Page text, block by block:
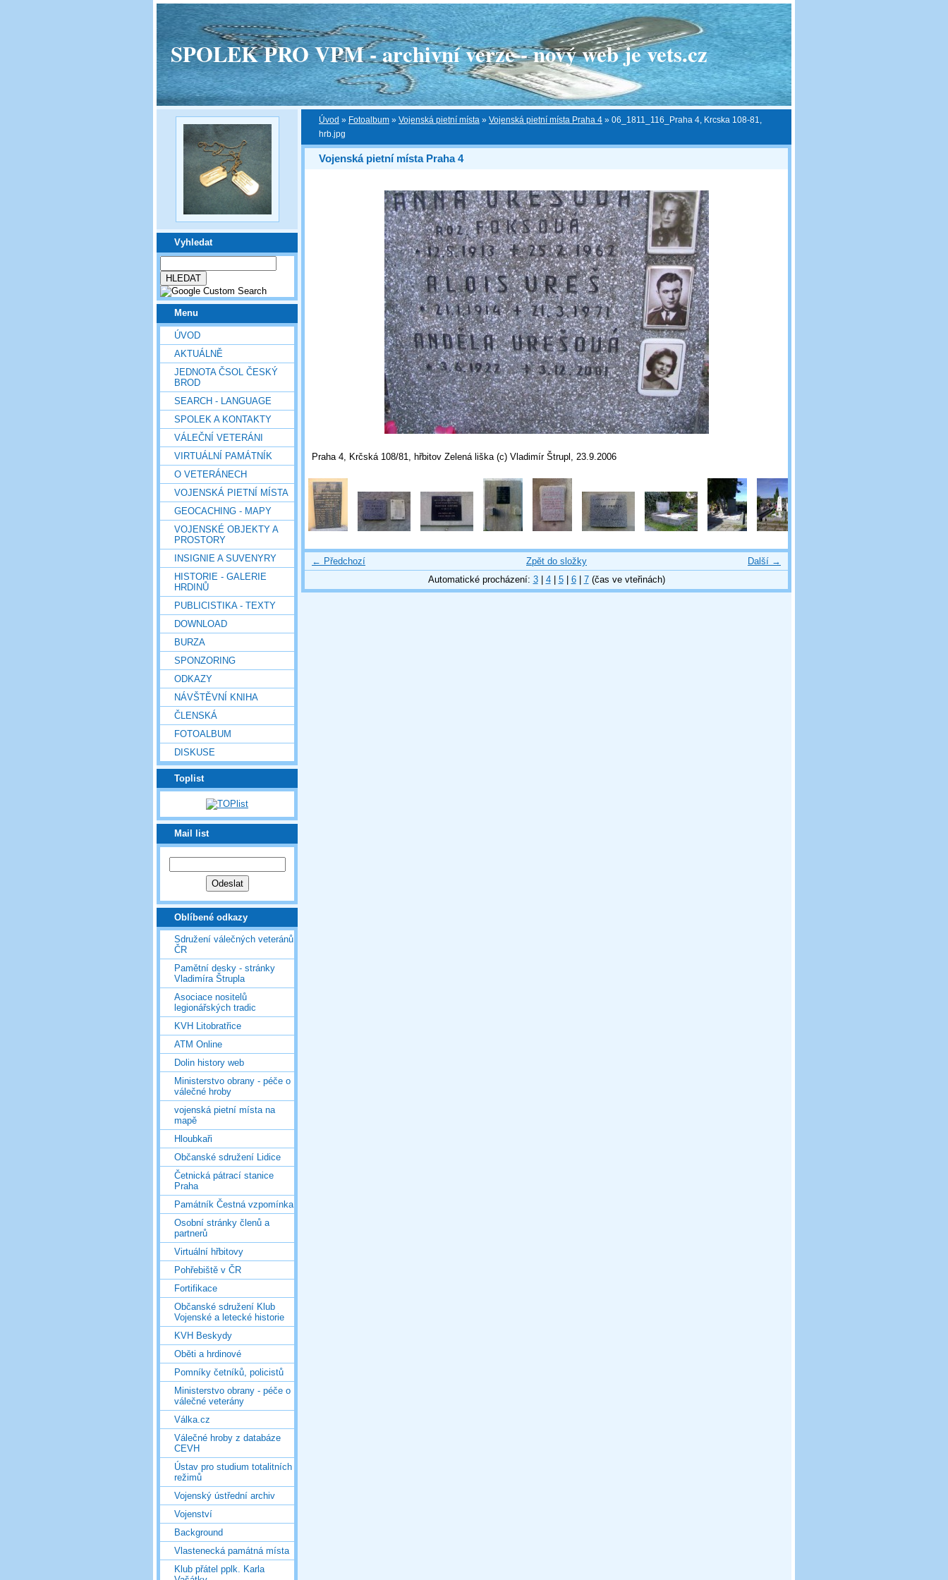
SPOLEK PRO VPM - archivní verze - nový web je vets.cz
Vyhledat
Menu
ÚVOD
AKTUÁLNĚ
JEDNOTA ČSOL ČESKÝ
BROD
SEARCH - LANGUAGE
SPOLEK A KONTAKTY
VÁLEČNÍ VETERÁNI
VIRTUÁLNÍ PAMÁTNÍK
O VETERÁNECH
VOJENSKÁ PIETNÍ MÍSTA
GEOCACHING - MAPY
VOJENSKÉ OBJEKTY A
PROSTORY
INSIGNIE A SUVENYRY
HISTORIE - GALERIE
HRDINŮ
PUBLICISTIKA - TEXTY
DOWNLOAD
BURZA
SPONZORING
ODKAZY
NÁVŠTĚVNÍ KNIHA
ČLENSKÁ
FOTOALBUM
DISKUSE
Toplist
Mail list
Oblíbené odkazy
Sdružení válečných veteránů
ČR
Pamětní desky - stránky
Vladimíra Štrupla
Asociace nositelů
legionářských tradic
KVH Litobratřice
ATM Online
Dolin history web
Ministerstvo obrany - péče o
válečné hroby
vojenská pietní místa na
mapě
Hloubkaři
Občanské sdružení Lidice
Četnická pátrací stanice
Praha
Památník Čestná vzpomínka
Osobní stránky členů a
partnerů
Virtuální hřbitovy
Pohřebiště v ČR
Fortifikace
Občanské sdružení Klub
Vojenské a letecké historie
KVH Beskydy
Oběti a hrdinové
Pomníky četníků, policistů
Ministerstvo obrany - péče o
válečné veterány
Válka.cz
Válečné hroby z databáze
CEVH
Ústav pro studium totalitních
režimů
Vojenský ústřední archiv
Vojenství
Background
Vlastenecká památná místa
Klub přátel pplk. Karla
Úvod » Fotoalbum » Vojenská pietní místa » Vojenská pietní místa Praha 4 » 06_1811_116_Praha 4, Krcska 108-81,
hrb.jpg
Vojenská pietní místa Praha 4
Praha 4, Krčská 108/81, hřbitov Zelená liška (c) Vladimír Štrupl, 23.9.2006
← Předchozí Další →
Zpět do složky
Automatické procházení: 3| 4| 5| 6| 7(čas ve vteřinách)